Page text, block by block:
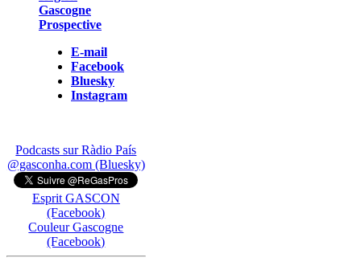
Gascogne
Prospective
E-mail
Facebook
Bluesky
Instagram
Podcasts sur Ràdio País
@gasconha.com (Bluesky)
Esprit GASCON
(Facebook)
Couleur Gascogne
(Facebook)